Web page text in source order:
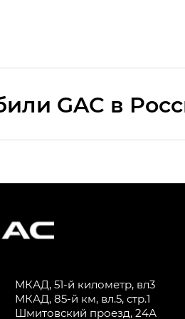
GAC в
— Хайптек Эйч Ти (HYPTEC
8 (GS8) в комплектациях
МКАД, 51-й километр, вл3
МКАД, 85-й км, вл.5, стр.1
Шмитовский проезд, 24А